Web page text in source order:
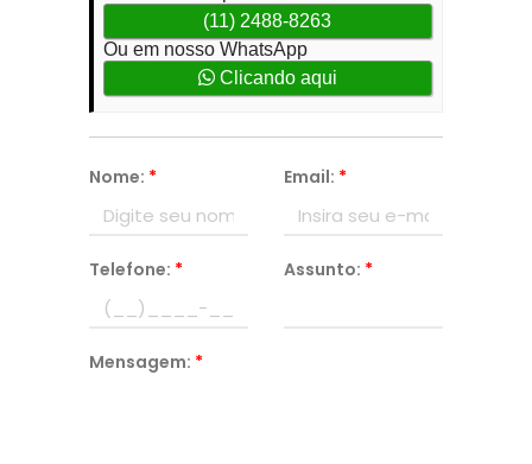
(11) 2488-8263
Ou em nosso WhatsApp
Clicando aqui
Nome: * Email: *
Telefone: * Assunto: *
Mensagem: *